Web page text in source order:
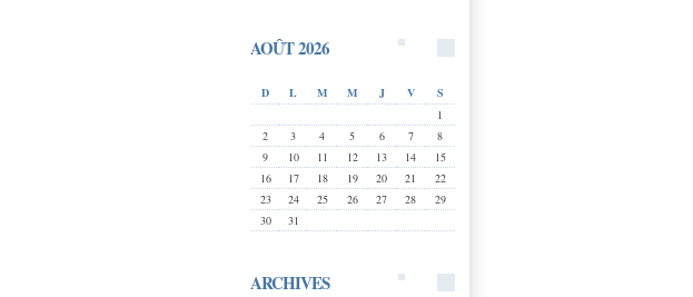
AOÛT 2026
D L M M J V
S
1
2
3 4 5 6 7
8
9
10 11 12 13 14
15
16
17 18 19 20 21
22
23
24 25 26 27 28
29
30
31
ARCHIVES